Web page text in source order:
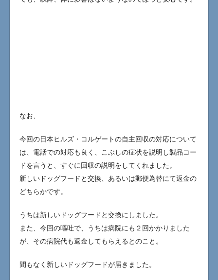
なお、
今回の日本ヒルズ・コルゲートの自主回収の対応について
は、電話での対応も良く、こぶしの症状を説明し製品コー
ドを言うと、すぐに回収の説明をしてくれました。
新しいドッグフードと交換、あるいは郵便為替にて返金の
どちらかです。
うちは新しいドッグフードと交換にしました。
また、今回の嘔吐で、うちは病院にも２回かかりました
が、その病院代も返金してもらえるとのこと。
間もなく新しいドッグフードが届きました。